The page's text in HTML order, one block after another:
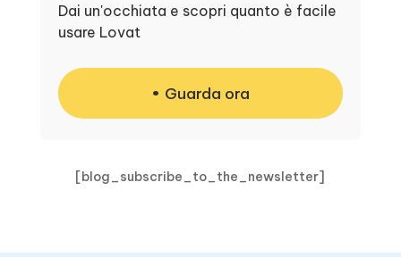
Dai un'occhiata e scopri quanto è facile
usare Lovat
Guarda ora
[blog_subscribe_to_the_newsletter]